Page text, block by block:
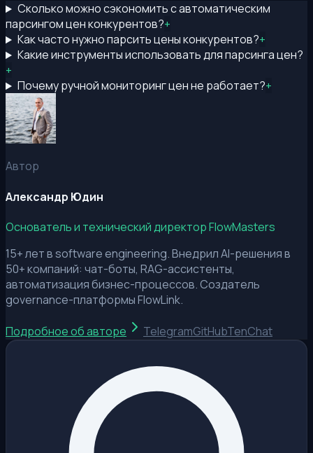
Сколько можно сэкономить с автоматическим
парсингом цен конкурентов?+
Как часто нужно парсить цены конкурентов?+
Какие инструменты использовать для парсинга цен?
+
Почему ручной мониторинг цен не работает?+
Автор
Александр Юдин
Основатель и технический директор FlowMasters
15+ лет в software engineering. Внедрил AI-решения в
50+ компаний: чат-боты, RAG-ассистенты,
автоматизация бизнес-процессов. Создатель
governance-платформы FlowLink.
Подробное об авторе TelegramGitHubTenChat